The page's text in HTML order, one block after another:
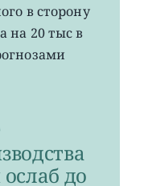
в сторону
на 20 тыс в
до